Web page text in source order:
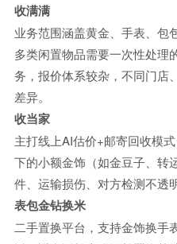
收满满
业务范围涵盖黄金、手表、包
多类闲置物品需要一次性处理
务，报价体系较杂，不同门店
差异。
收当家
主打线上AI估价+邮寄回收模
下的小额金饰（如金豆子、转
件、运输损伤、对方检测不透
表包金钻换米
二手置换平台，支持金饰换手